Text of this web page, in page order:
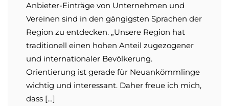
Anbieter-Einträge von Unternehmen und
Vereinen sind in den gängigsten Sprachen der
Region zu entdecken. „Unsere Region hat
traditio­nell einen hohen Anteil zugezogener
und internatio­naler Bevölkerung.
Orientierung ist gerade für Neuankömmlinge
wichtig und interessant. Daher freue ich mich,
dass […]